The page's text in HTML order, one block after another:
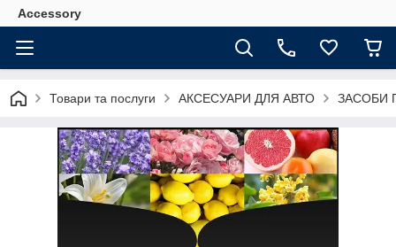
Accessory
Товари та послуги АКСЕСУАРИ ДЛЯ АВТО ЗАСОБИ